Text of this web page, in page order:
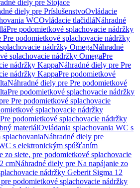
diely pre Stojace
diely pre PríslušenstvoOvládacie
WCOvládacie tlačidláNáhradné
Pre podomietkové splachovacie nádržky
Pre podomietkové splachovacie nádržky
nádržky OmegaNáhradné
splachovacie nádržky OmegaPre
nádržky KappaNáhradné diely pre Pre
nádržky KappaPre podomietkové
Náhradné diely pre Pre podomietkové
Pre podomietkové splachovacie nádržky
Pre podomietkové splachovacie
splachovacie nádržky
podomietkové splachovacie nádržky
materiálOvládania splachovania WC s
Náhradné diely pre
s elektronickým spúšťaním
zo siete, pre podomietkové splachovacie
cmNáhradné diely pre Na napájanie zo
nádržky Geberit Sigma 12
podomietkové splachovacie nádržky